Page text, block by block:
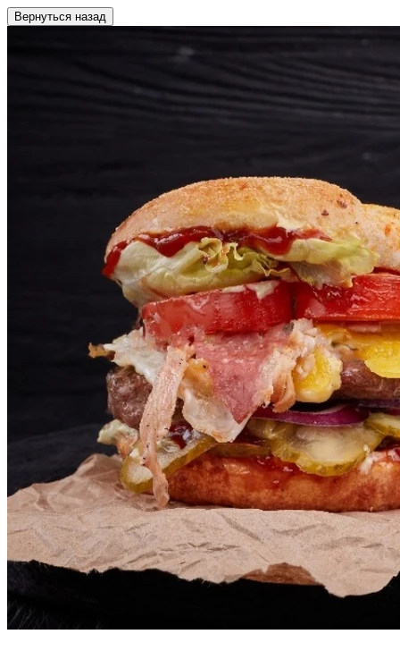
Вернуться назад